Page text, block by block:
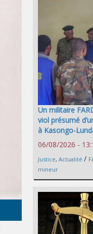
Un militaire
viol présumé
à Kasongo-
06/08/2026 -
Justice, Actualité /
mineur